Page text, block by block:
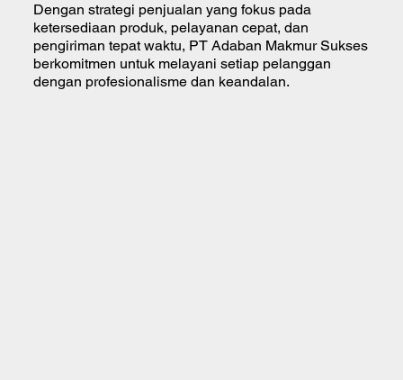
Dengan strategi penjualan yang fokus pada
ketersediaan produk, pelayanan cepat, dan
pengiriman tepat waktu, PT Adaban Makmur Sukses
berkomitmen untuk melayani setiap pelanggan
dengan profesionalisme dan keandalan.